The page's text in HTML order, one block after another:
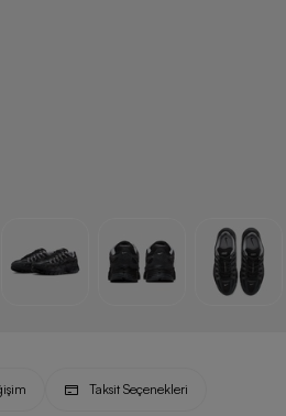
Taksit Seçenekleri